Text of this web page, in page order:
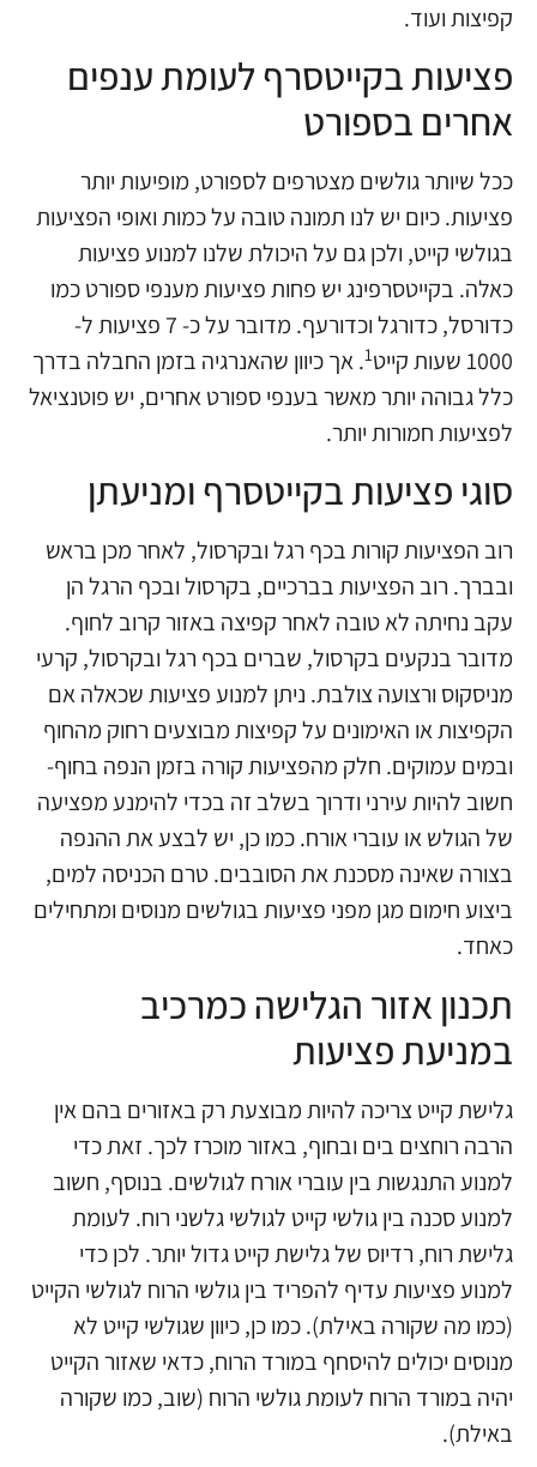
קפיצות ועוד.
פציעות בקייטסרף לעומת ענפים
אחרים בספורט
ככל שיותר גולשים מצטרפים לספורט, מופיעות יותר
פציעות. כיום יש לנו תמונה טובה על כמות ואופי הפציעות
בגולשי קייט, ולכן גם על היכולת שלנו למנוע פציעות
כאלה. בקייטסרפינג יש פחות פציעות מענפי ספורט כמו
כדורסל, כדורגל וכדורעף. מדובר על כ- 7 פציעות ל-
1000 שעות קייט
1. אך כיוון שהאנרגיה בזמן החבלה בדרך
כלל גבוהה יותר מאשר בענפי ספורט אחרים, יש פוטנציאל
לפציעות חמורות יותר.
סוגי פציעות בקייטסרף ומניעתן
רוב הפציעות קורות בכף רגל ובקרסול, לאחר מכן בראש
ובברך. רוב הפציעות בברכיים, בקרסול ובכף הרגלהן
עקב נחיתה לא טובה לאחר קפיצה באזור קרוב לחוף.
מדובר בנקעים בקרסול, שברים בכף רגל ובקרסול, קרעי
מניסקוס ורצועה צולבת. ניתן למנוע פציעות שכאלה אם
הקפיצות או האימונים על קפיצות מבוצעים רחוק מהחוף
ובמים עמוקים. חלק מהפציעות קורה בזמן הנפה בחוף-
חשוב להיות עירני ודרוך בשלב זה בכדי להימנע מפציעה
של הגולש או עוברי אורח. כמו כן, יש לבצע את ההנפה
בצורה שאינה מסכנת את הסובבים. טרם הכניסה למים,
ביצוע חימום מגן מפני פציעות בגולשים מנוסים ומתחילים
כאחד.
תכנון אזור הגלישה כמרכיב
במניעת פציעות
גלישת קייט צריכה להיות מבוצעת רק באזורים בהם אין
הרבה רוחצים בים ובחוף, באזור מוכרז לכך. זאת כדי
למנוע התנגשות בין עוברי אורח לגולשים. בנוסף, חשוב
למנוע סכנה בין גולשי קייט לגולשי גלשני רוח. לעומת
גלישת רוח, רדיוס של גלישת קייט גדול יותר. לכן כדי
למנוע פציעות עדיף להפריד בין גולשי הרוח לגולשי הקייט
(כמו מה שקורה באילת). כמו כן, כיוון שגולשי קייט לא
מנוסים יכולים להיסחף במורד הרוח, כדאי שאזור הקייט
יהיה במורד הרוח לעומת גולשי הרוח (שוב, כמו שקורה
באילת).